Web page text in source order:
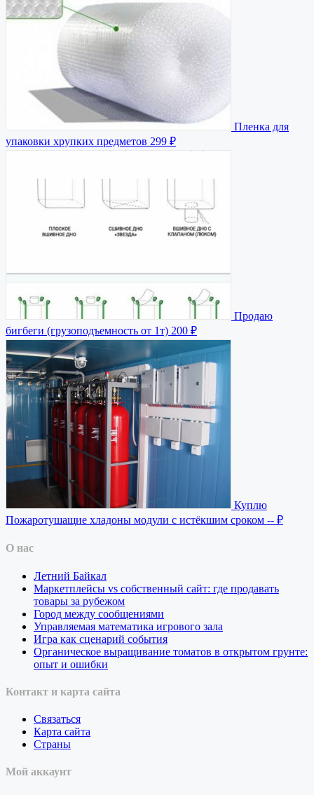
Пленка для
упаковки хрупких предметов 299 ₽
Продаю
бигбеги (грузоподъемность от 1т) 200 ₽
Куплю
Пожаротушащие хладоны модули с истёкшим сроком -- ₽
О нас
Летний Байкал
Маркетплейсы vs собственный сайт: где продавать
товары за рубежом
Город между сообщениями
Управляемая математика игрового зала
Игра как сценарий события
Органическое выращивание томатов в открытом грунте:
опыт и ошибки
Контакт и карта сайта
Связаться
Карта сайта
Страны
Мой аккаунт